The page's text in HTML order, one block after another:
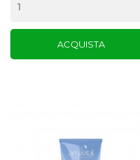
ACQUISTA